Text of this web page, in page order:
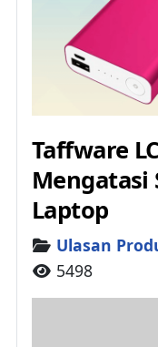
Taffware
Mengatasi
Laptop
Details
Ulasan
5498